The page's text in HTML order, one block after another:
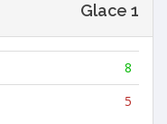
Glace 1
8
5